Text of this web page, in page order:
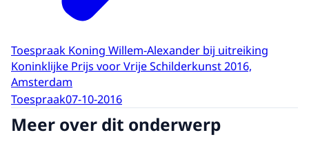
Toespraak Koning Willem-Alexander bij uitreiking
Koninklijke Prijs voor Vrije Schilderkunst 2016,
Amsterdam
Toespraak07-10-2016
Meer over dit onderwerp